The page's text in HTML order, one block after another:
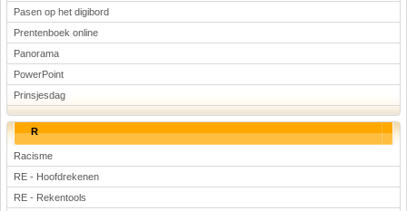
Pasen op het digibord
Prentenboek online
Panorama
PowerPoint
Prinsjesdag
R
Racisme
RE - Hoofdrekenen
RE - Rekentools